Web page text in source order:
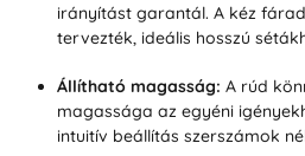
irányítást garantál. A kéz
tervezték, ideális hosszú
Állítható magasság: A rúd
magassága az egyéni
intuitív beállítás szerszámok